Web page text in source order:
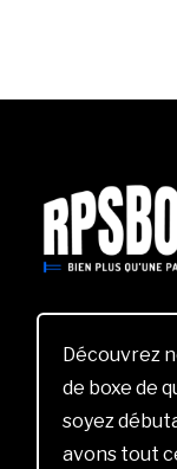
Découvrez
de boxe de
soyez
avons tout